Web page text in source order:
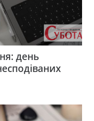
день